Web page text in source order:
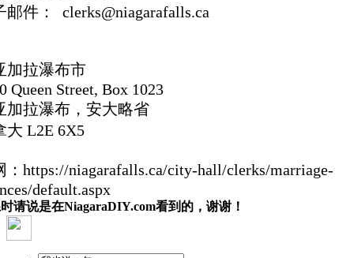
邮件： clerks@niagarafalls.ca
加拉瀑布市
Queen Street, Box 1023
加拉瀑布，安大略省
大 L2E 6X5
：https://niagarafalls.ca/city-hall/clerks/marriage-
default.aspx
请说是在NiagaraDIY.com看到的，谢谢！